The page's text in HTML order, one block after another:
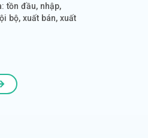
tồn đầu, nhập,
bộ, xuất bán, xuất